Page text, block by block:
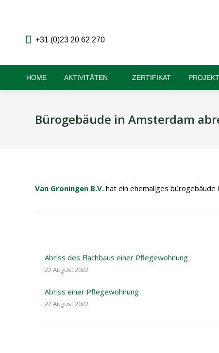
+31 (0)23 20 62 270
HOME AKTIVITÄTEN ZERTIFIKAT
Bürogebäude in Amsterdam
Van Groningen B.V. hat ein ehemaliges
Abriss des Flachbaus einer Pflegewohnung
22 August 2022
Abriss einer Pflegewohnung
22 August 2022